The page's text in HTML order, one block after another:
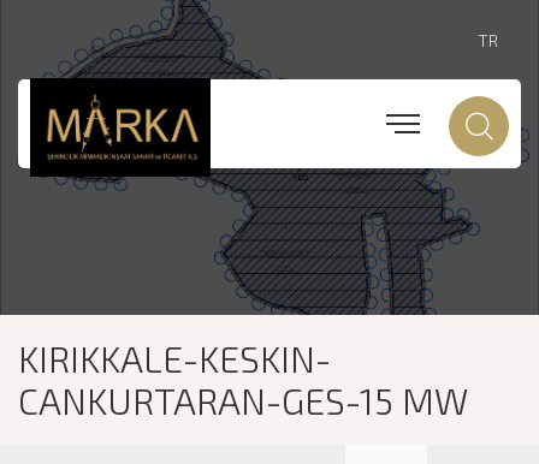
TR
KIRIKKALE-KESKIN-
CANKURTARAN-GES-15 MW